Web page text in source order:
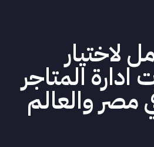
لاختيار
المتاجر
مصر والعالم